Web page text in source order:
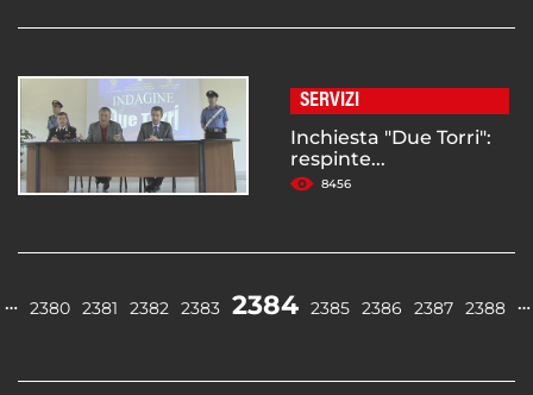
SERVIZI
Inchiesta "Due Torri":
respinte...
8456
… 2380 2381 2382 2383 2384 2385 2386 2387 2388 …